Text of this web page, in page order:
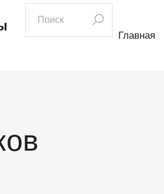
искать:
Главная